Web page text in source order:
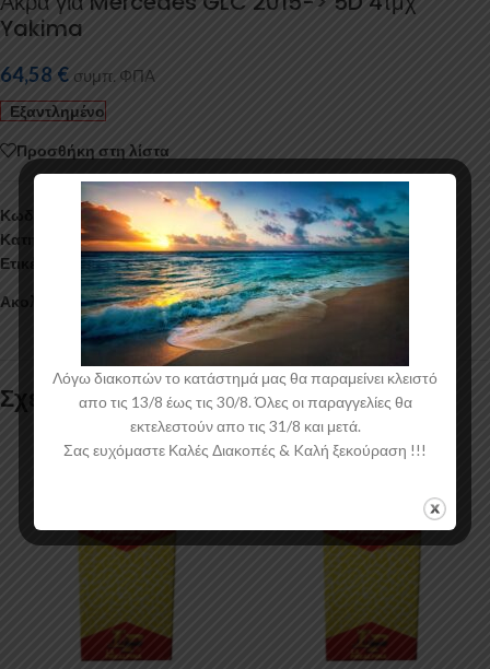
Yakima
64,58 € συμπ. ΦΠΑ
Εξαντλημένο
Προσθήκη στη λίστα
Κωδικός προϊόντος:
005.K1041W
Κατηγορία:Διάφορα
Ετικέτα:
Aggelidis
Ακολουθήστε:
Σχετικά προϊόντα
Λόγω διακοπών το κατάστημά μας θα παραμείνει κλειστό
απο τις 13/8 έως τις 30/8. Όλες οι παραγγελίες θα
εκτελεστούν απο τις 31/8 και μετά.
Σας ευχόμαστε Καλές Διακοπές & Kαλή ξεκούραση !!!